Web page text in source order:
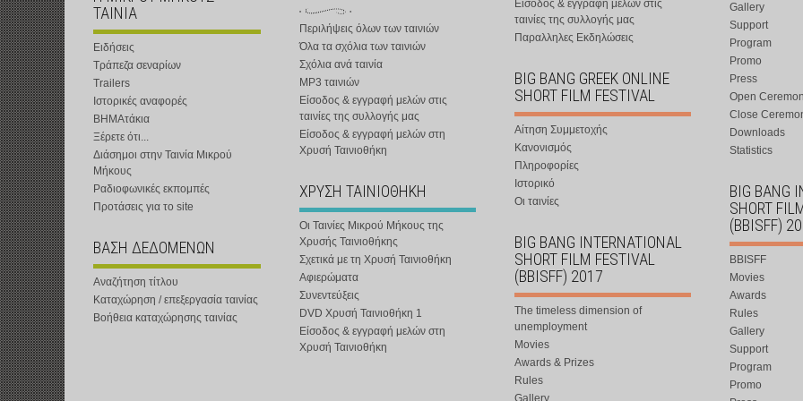
ΤΑΙΝΙΑ
Ειδήσεις
Τράπεζα σεναρίων
Trailers
Ιστορικές αναφορές
ΒΗΜΑτάκια
Ξέρετε ότι...
Διάσημοι στην Ταινία Μικρού
Μήκους
Ραδιοφωνικές εκπομπές
Προτάσεις για το site
ΒΑΣΗ ΔΕΔΟΜΕΝΩΝ
Αναζήτηση τίτλου
Καταχώρηση / επεξεργασία ταινίας
Βοήθεια καταχώρησης ταινίας
Περιλήψεις όλων των ταινιών
Όλα τα σχόλια των ταινιών
Σχόλια ανά ταινία
MP3 ταινιών
Είσοδος & εγγραφή μελών στις
ταινίες της συλλογής μας
Είσοδος & εγγραφή μελών στη
Χρυσή Ταινιοθήκη
ΧΡΥΣΗ ΤΑΙΝΙΟΘΗΚΗ
Οι Ταινίες Μικρού Μήκους της
Χρυσής Ταινιοθήκης
Σχετικά με τη Χρυσή Ταινιοθήκη
Αφιερώματα
Συνεντεύξεις
DVD Χρυσή Ταινιοθήκη 1
Είσοδος & εγγραφή μελών στη
Χρυσή Ταινιοθήκη
Είσοδος & εγγραφή μελών στις
ταινίες της συλλογής μας
Παραλληλες Εκδηλώσεις
BIG BANG GREEK ONLINE
SHORT FILM FESTIVAL
Αίτηση Συμμετοχής
Κανονισμός
Πληροφορίες
Ιστορικό
Οι ταινίες
BIG BANG INTERNATIONAL
SHORT FILM FESTIVAL
(BBISFF) 2017
The timeless dimension of
unemployment
Movies
Awards & Prizes
Rules
Gallery
Gallery
Support
Program
Promo
Press
Open
Close
Downloads
Statistics
BIG BANG
SHORT
(BBISFF)
BBISFF
Movies
Awards
Rules
Gallery
Support
Program
Promo